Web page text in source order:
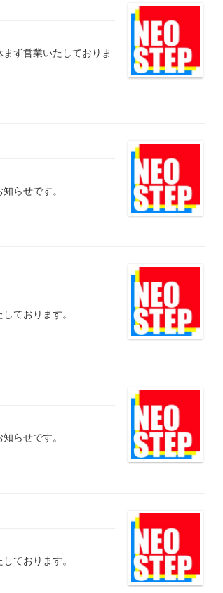
ず営業いたしておりま
らせです。
ております。
らせです。
ております。